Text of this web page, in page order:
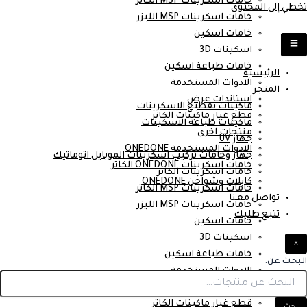
تخطي إلى المحتوى
الرئيسية
المتجر
ماكينات تقطيع الاسكرينات
ماكينات طباعة الاسكينات
جهاز UV
جهاز وخامات تركيب اسكرينات الموبايل اتوماتيك
خامات اسكرينات الكاتر
خامات اسكرينات MSP الكاتر
خامات اسكرينات MSP الليزر
خامات اسكين
اسكينات 3D
خامات طباعة اسكين
الادوات المستخدمة
استاندات عرض
قطع غيار ماكينات الكاتر
خامات اسكرينات MSP الليزر
خامات اسكين
اسكينات 3D
خامات طباعة اسكين
الادوات المستخدمة
استاندات عرض
قطع غيار ماكينات الكاتر
منتجات اخرى
الادوات المستخدمة ONEDONE
خامات اسكرينات ONEDONE الكاتر
كابلات وشواحن ONEDONE
تواصل معنا
تتبع طلبك
×
البحث عن: